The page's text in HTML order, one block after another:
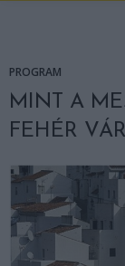
PROGRAM
MINT A
FEHÉR